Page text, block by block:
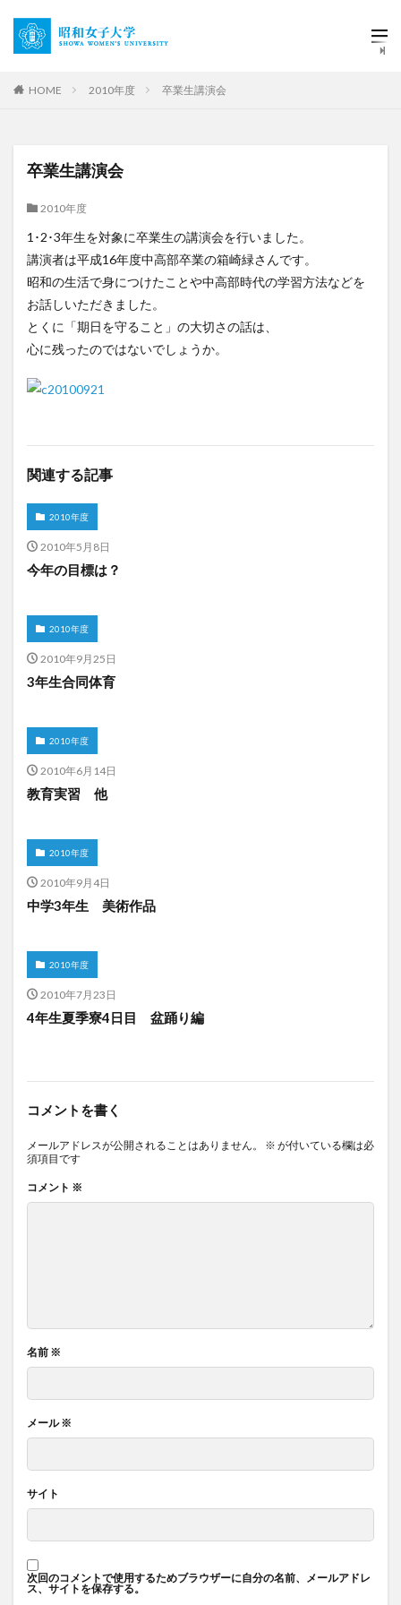
HOME 2010年度 卒業生講演会
卒業生講演会
2010年度
1･2･3年生を対象に卒業生の講演会を行いました。
講演者は平成16年度中高部卒業の箱崎緑さんです。
昭和の生活で身につけたことや中高部時代の学習方法などを
お話しいただきました。
とくに「期日を守ること」の大切さの話は、
心に残ったのではないでしょうか。
関連する記事
2010年度
2010年5月8日
今年の目標は？
2010年度
2010年9月25日
3年生合同体育
2010年度
2010年6月14日
教育実習 他
2010年度
2010年9月4日
中学3年生 美術作品
2010年度
2010年7月23日
4年生夏季寮4日目 盆踊り編
コメントを書く
メールアドレスが公開されることはありません。 ※ が付いている欄は必
須項目です
コメント ※
名前 ※
メール※
サイト
次回のコメントで使用するためブラウザーに自分の名前、メールアドレ
ス、サイトを保存する。